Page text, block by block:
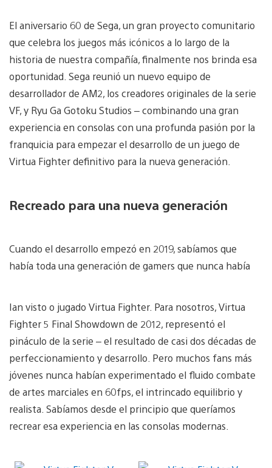
El aniversario 60 de Sega, un gran proyecto comunitario
que celebra los juegos más icónicos a lo largo de la
historia de nuestra compañía, finalmente nos brinda esa
oportunidad. Sega reunió un nuevo equipo de
desarrollador de AM2, los creadores originales de la serie
VF, y Ryu Ga Gotoku Studios – combinando una gran
experiencia en consolas con una profunda pasión por la
franquicia para empezar el desarrollo de un juego de
Virtua Fighter definitivo para la nueva generación.
Recreado para una nueva generación
Cuando el desarrollo empezó en 2019, sabíamos que
había toda una generación de gamers que nunca había
Ian visto o jugado Virtua Fighter. Para nosotros, Virtua
Fighter 5 Final Showdown de 2012, representó el
pináculo de la serie – el resultado de casi dos décadas de
perfeccionamiento y desarrollo. Pero muchos fans más
jóvenes nunca habían experimentado el fluido combate
de artes marciales en 60fps, el intrincado equilibrio y
realista. Sabíamos desde el principio que queríamos
recrear esa experiencia en las consolas modernas.